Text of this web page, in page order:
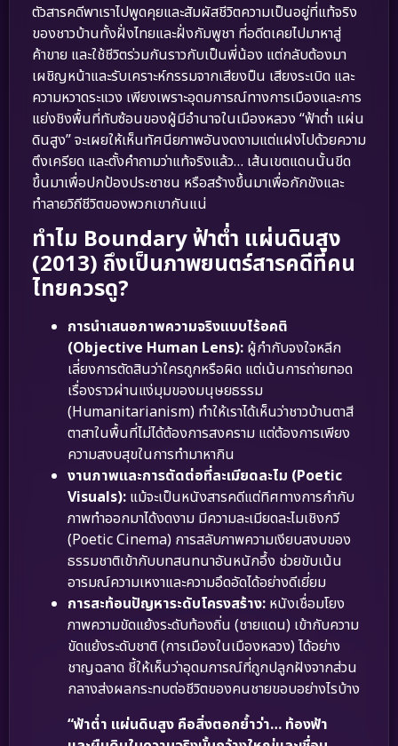
ตัวสารคดีพาเราไปพูดคุยและสัมผัสชีวิตความเป็นอยู่ที่แท้จริง
ของชาวบ้านทั้งฝั่งไทยและฝั่งกัมพูชา ที่อดีตเคยไปมาหาสู่
ค้าขาย และใช้ชีวิตร่วมกันราวกับเป็นพี่น้อง แต่กลับต้องมา
เผชิญหน้าและรับเคราะห์กรรมจากเสียงปืน เสียงระเบิด และ
ความหวาดระแวง เพียงเพราะอุดมการณ์ทางการเมืองและการ
แย่งชิงพื้นที่ทับซ้อนของผู้มีอำนาจในเมืองหลวง “ฟ้าต่ำ แผ่น
ดินสูง” จะเผยให้เห็นทัศนียภาพอันงดงามแต่แฝงไปด้วยความ
ตึงเครียด และตั้งคำถามว่าแท้จริงแล้ว… เส้นเขตแดนนั้นขีด
ขึ้นมาเพื่อปกป้องประชาชน หรือสร้างขึ้นมาเพื่อกักขังและ
ทำลายวิถีชีวิตของพวกเขากันแน่
ทำไม Boundary ฟ้าต่ำ แผ่นดินสูง
(2013) ถึงเป็นภาพยนตร์สารคดีที่คน
ไทยควรดู?
การนำเสนอภาพความจริงแบบไร้อคติ
(Objective Human Lens): ผู้กำกับจงใจหลีก
เลี่ยงการตัดสินว่าใครถูกหรือผิด แต่เน้นการถ่ายทอด
เรื่องราวผ่านแง่มุมของมนุษยธรรม
(Humanitarianism) ทำให้เราได้เห็นว่าชาวบ้านตาสี
ตาสาในพื้นที่ไม่ได้ต้องการสงคราม แต่ต้องการเพียง
ความสงบสุขในการทำมาหากิน
งานภาพและการตัดต่อที่ละเมียดละไม (Poetic
Visuals): แม้จะเป็นหนังสารคดีแต่ทิศทางการกำกับ
ภาพทำออกมาได้งดงาม มีความละเมียดละไมเชิงกวี
(Poetic Cinema) การสลับภาพความเงียบสงบของ
ธรรมชาติเข้ากับบทสนทนาอันหนักอึ้ง ช่วยขับเน้น
อารมณ์ความเหงาและความอึดอัดได้อย่างดีเยี่ยม
การสะท้อนปัญหาระดับโครงสร้าง: หนังเชื่อมโยง
ภาพความขัดแย้งระดับท้องถิ่น (ชายแดน) เข้ากับความ
ขัดแย้งระดับชาติ (การเมืองในเมืองหลวง) ได้อย่าง
ชาญฉลาด ชี้ให้เห็นว่าอุดมการณ์ที่ถูกปลูกฝังจากส่วน
กลางส่งผลกระทบต่อชีวิตของคนชายขอบอย่างไรบ้าง
“ฟ้าต่ำ แผ่นดินสูง คือสิ่งตอกย้ำว่า… ท้องฟ้า